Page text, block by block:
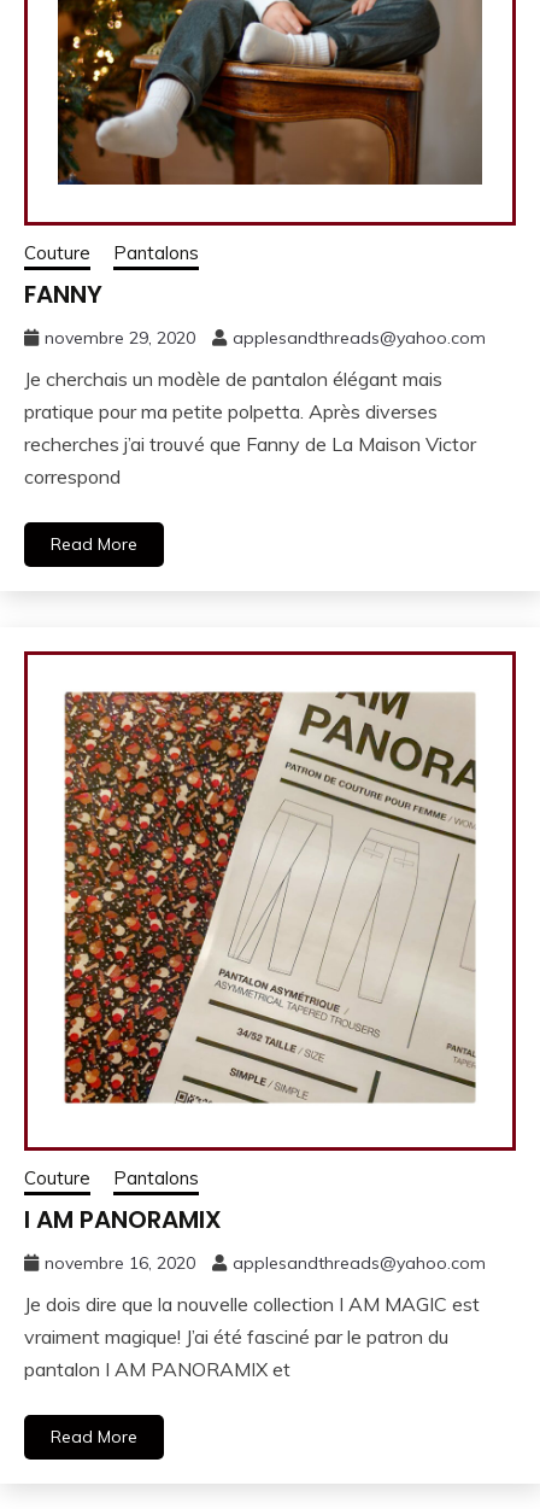
Couture Pantalons
FANNY
novembre 29, 2020 applesandthreads@yahoo.com
Je cherchais un modèle de pantalon élégant mais
pratique pour ma petite polpetta. Après diverses
recherches j’ai trouvé que Fanny de La Maison Victor
correspond
Read More
Couture Pantalons
I AM PANORAMIX
novembre 16, 2020 applesandthreads@yahoo.com
Je dois dire que la nouvelle collection I AM MAGIC est
vraiment magique! J’ai été fasciné par le patron du
pantalon I AM PANORAMIX et
Read More